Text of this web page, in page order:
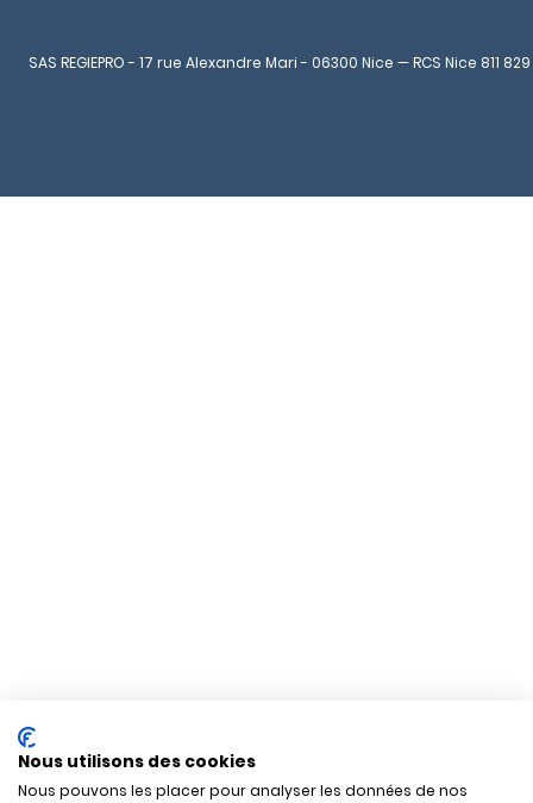
SAS REGIEPRO - 17 rue Alexandre Mari - 06300 Nice — RCS Nice 811
Nous utilisons des cookies
Nous pouvons les placer pour analyser les données de nos